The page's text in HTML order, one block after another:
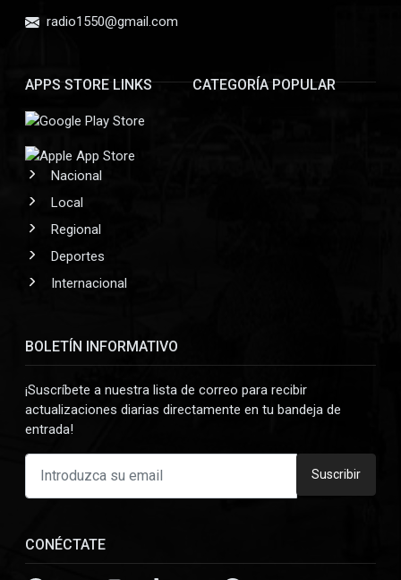
radio1550@gmail.com
APPS STORE LINKS CATEGORÍA POPULAR
Nacional
Local
Regional
Deportes
Internacional
BOLETÍN INFORMATIVO
¡Suscríbete a nuestra lista de correo para recibir
actualizaciones diarias directamente en tu bandeja de
entrada!
Suscribir
CONÉCTATE